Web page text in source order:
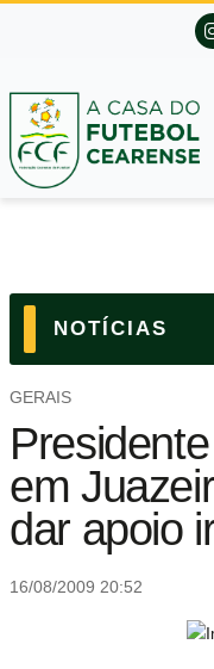
NOTÍCIAS
GERAIS
em
dar apoio
16/08/2009 20:52